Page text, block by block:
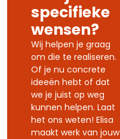
specifieke
wensen?
Wij helpen je graag
om die te realiseren.
Of je nu concrete
ideeën hebt of dat
we je juist op weg
kunnen helpen. Laat
het ons weten! Elisa
maakt werk van jouw